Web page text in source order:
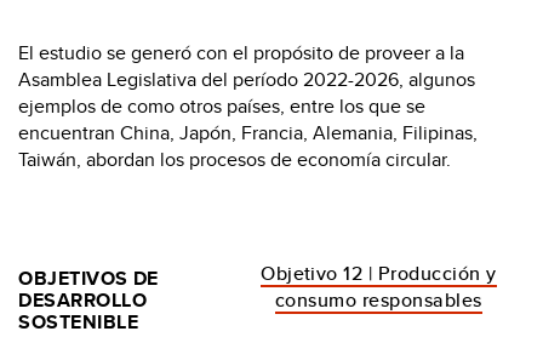
El estudio se generó con el propósito de proveer a la
Asamblea Legislativa del período 2022-2026, algunos
ejemplos de como otros países, entre los que se
encuentran China, Japón, Francia, Alemania, Filipinas,
Taiwán, abordan los procesos de economía circular.
OBJETIVOS DE
DESARROLLO
SOSTENIBLE
Objetivo 12 | Producción y
consumo responsables